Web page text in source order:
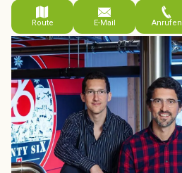
Route E-Mail Anrufen